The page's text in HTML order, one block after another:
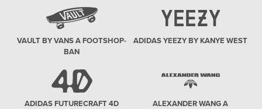
VAULT BY VANS A FOOTSHOP-
BAN
ADIDAS YEEZY BY KANYE WEST
ADIDAS FUTURECRAFT 4D
ALEXANDER WANG A